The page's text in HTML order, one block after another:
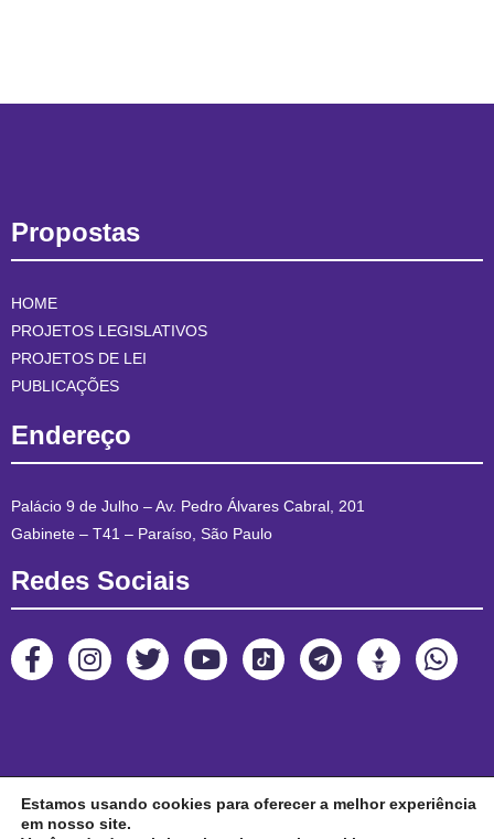
Propostas
HOME
PROJETOS LEGISLATIVOS
PROJETOS DE LEI
PUBLICAÇÕES
Endereço
Palácio 9 de Julho – Av. Pedro Álvares Cabral, 201
Gabinete – T41 – Paraíso, São Paulo
Redes Sociais
Estamos usando cookies para oferecer a melhor experiência
em nosso site.